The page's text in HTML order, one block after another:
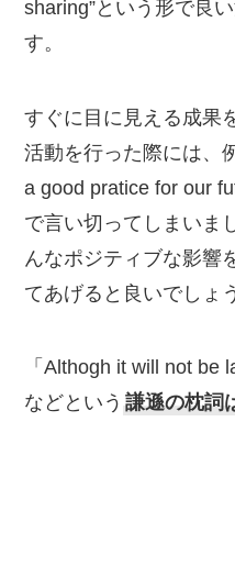
sharing”という形で良
す。
すぐに目に見える成果
活動を行った際には、
a good pratice for our
で言い切ってしまいま
んなポジティブな影響
てあげると良いでしょ
「Althogh it will not be
などという 謙遜の枕詞